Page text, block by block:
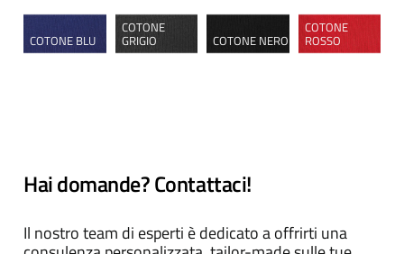
COTONE BLU
COTONE
GRIGIO COTONE NERO
COTONE
ROSSO
Hai domande? Contattaci!
Il nostro team di esperti è dedicato a offrirti una